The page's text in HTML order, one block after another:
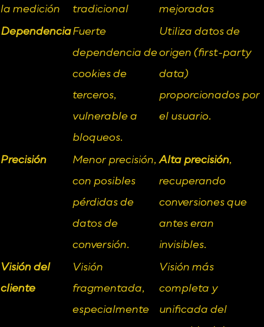
la medición
tradicional
mejoradas
DependenciaFuerte
dependencia de
cookies de
terceros,
vulnerable a
bloqueos.
Utiliza datos de
origen (first-party
data)
proporcionados por
el usuario.
Precisión
Menor precisión,
con posibles
pérdidas de
datos de
conversión.
Alta precisión,
recuperando
conversiones que
antes eran
invisibles.
Visión del
cliente
Visión
fragmentada,
especialmente
Visión más
completa y
unificada del